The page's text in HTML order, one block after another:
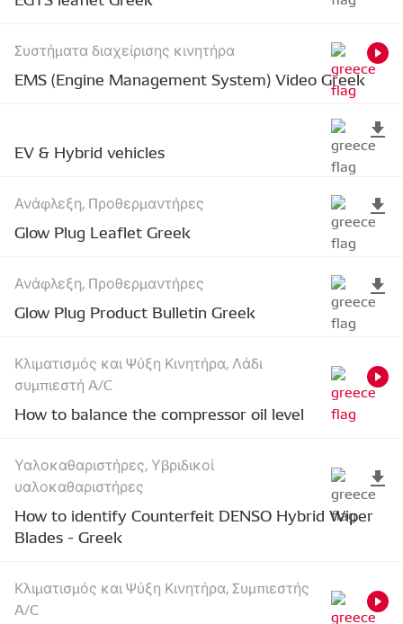
Συστήματα διαχείρισης κινητήρα
EMS (Engine Management System) Video Greek
EV & Hybrid vehicles
Ανάφλεξη, Προθερμαντήρες
Glow Plug Leaflet Greek
Ανάφλεξη, Προθερμαντήρες
Glow Plug Product Bulletin Greek
Κλιματισμός και Ψύξη Κινητήρα, Λάδι
συμπιεστή A/C
How to balance the compressor oil level
Υαλοκαθαριστήρες, Υβριδικοί
υαλοκαθαριστήρες
How to identify Counterfeit DENSO Hybrid Wiper
Blades - Greek
Κλιματισμός και Ψύξη Κινητήρα, Συμπιεστής
A/C